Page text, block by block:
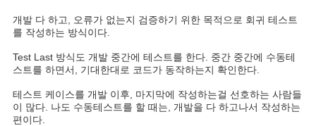
개발 다 하고, 오류가 없는지 검증하기 위한 목적으로 회귀 테스트
를 작성하는 방식이다.
Test Last 방식도 개발 중간에 테스트를 한다. 중간 중간에 수동테
스트를 하면서, 기대한대로 코드가 동작하는지 확인한다.
테스트 케이스를 개발 이후, 마지막에 작성하는걸 선호하는 사람들
이 많다. 나도 수동테스트를 할 때는, 개발을 다 하고나서 작성하는
편이다.